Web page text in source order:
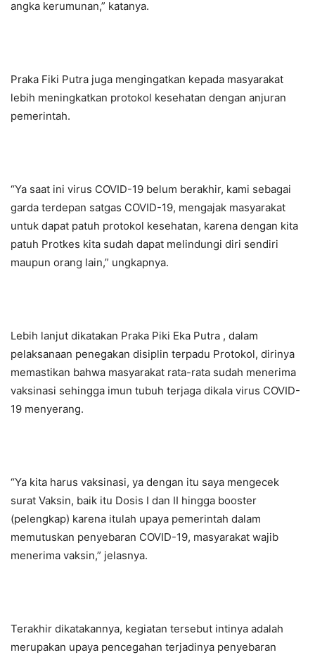
angka kerumunan,” katanya.
Praka Fiki Putra juga mengingatkan kepada masyarakat
lebih meningkatkan protokol kesehatan dengan anjuran
pemerintah.
“Ya saat ini virus COVID-19 belum berakhir, kami sebagai
garda terdepan satgas COVID-19, mengajak masyarakat
untuk dapat patuh protokol kesehatan, karena dengan kita
patuh Protkes kita sudah dapat melindungi diri sendiri
maupun orang lain,” ungkapnya.
Lebih lanjut dikatakan Praka Piki Eka Putra , dalam
pelaksanaan penegakan disiplin terpadu Protokol, dirinya
memastikan bahwa masyarakat rata-rata sudah menerima
vaksinasi sehingga imun tubuh terjaga dikala virus COVID-
19 menyerang.
“Ya kita harus vaksinasi, ya dengan itu saya mengecek
surat Vaksin, baik itu Dosis I dan II hingga booster
(pelengkap) karena itulah upaya pemerintah dalam
memutuskan penyebaran COVID-19, masyarakat wajib
menerima vaksin,” jelasnya.
Terakhir dikatakannya, kegiatan tersebut intinya adalah
merupakan upaya pencegahan terjadinya penyebaran